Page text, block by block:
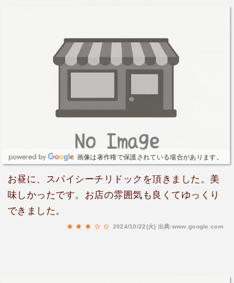
曜日が定休日で、モスバーガーとしては珍しい点
です。訪れる際には事前に確認しておくことをお
勧めします。おそらく近年の人材不足の影響があ
リティの高いサービスを提供してくれるお店でし
た。私が訪れたのは平日の午前中で、モーニング
りました。モスバーガーのモーニングメニュー
は、他のファーストフードチェーンと比較して
も、味とバランスが良く、満足感があります。例
えば、サクサクのバンズとジューシーなパティが
絶妙に組み合わさったハンバーガーに、新鮮な野
菜がたっぷり入っているのはモスならではの特徴
です。さらに、セットのドリンクも選べるので、
画像は著作権で保護されている場合があります。
お昼に、スパイシーチリドックを頂きました。美
味しかったです。お店の雰囲気も良くてゆっくり
できました。
2024/10/22(火) 出典:www.google.com